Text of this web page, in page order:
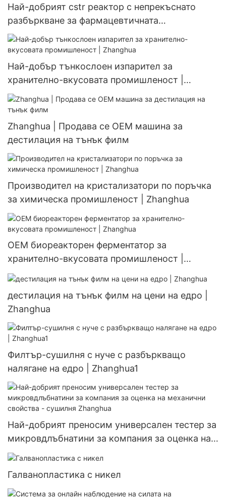
Най-добрият cstr реактор с непрекъснато
разбъркване за фармацевтичната
промишленост | Zhanghua
Най-добър тънкослоен изпарител за
хранително-вкусовата промишленост |
Zhanghua
Zhanghua | Продава се OEM машина за
дестилация на тънък филм
Производител на кристализатори по поръчка
за химическа промишленост | Zhanghua
OEM биореакторен ферментатор за
хранително-вкусовата промишленост |
Zhanghua
дестилация на тънък филм на цени на едро |
Zhanghua
Филтър-сушилня с нуче с разбъркващо
налягане на едро | Zhanghua1
Най-добрият преносим универсален тестер за
микровдлъбнатини за компания за оценка на
механични свойства - сушилня Zhanghua
Галванопластика с никел